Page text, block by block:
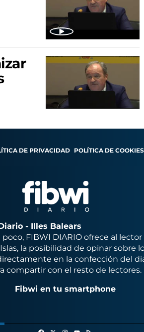
DE PRIVACIDAD POLÍTICA DE COOKIES
- Illes Balears
FIBWI DIARIO ofrece al
la posibilidad de opinar sobre
en la confección del
compartir con el resto de lectores.
Fibwi en tu smartphone